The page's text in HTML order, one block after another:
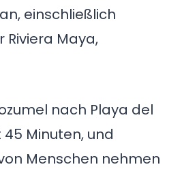
einschließlich
Riviera Maya,
nach Playa del
Minuten, und
Menschen nehmen